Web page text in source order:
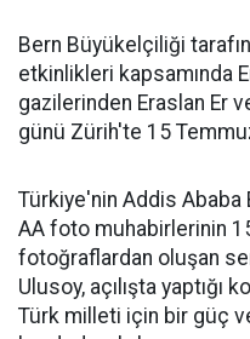
Bern Büyükelçiliği
etkinlikleri kapsamında
gazilerinden Eraslan Er
günü Zürih'te 15
Türkiye'nin Addis
AA foto muhabirlerinin
fotoğraflardan oluşan
Ulusoy, açılışta yaptığı
Türk milleti için bir güç